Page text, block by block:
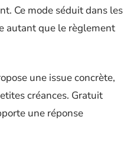
Ce mode séduit dans les
autant que le règlement
une issue concrète,
créances. Gratuit
une réponse